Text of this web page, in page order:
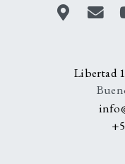
Libertad